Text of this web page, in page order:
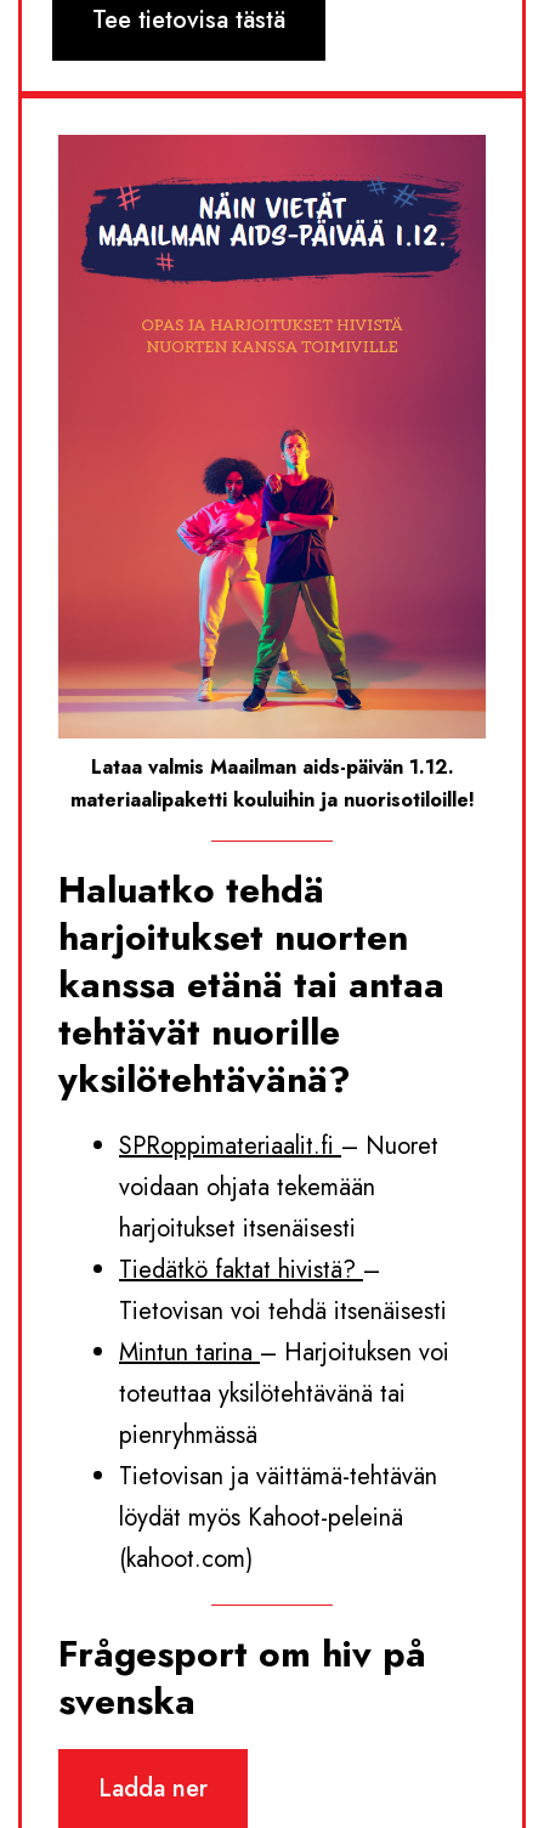
Tee tietovisa tästä
Lataa valmis Maailman aids-päivän 1.12.
materiaalipaketti kouluihin ja nuorisotiloille!
Haluatko tehdä
harjoitukset nuorten
kanssa etänä tai antaa
tehtävät nuorille
yksilötehtävänä?
SPRoppimateriaalit.fi– Nuoret
voidaan ohjata tekemään
harjoitukset itsenäisesti
Tiedätkö faktat hivistä?–
Tietovisan voi tehdä itsenäisesti
Mintun tarina– Harjoituksen voi
toteuttaa yksilötehtävänä tai
pienryhmässä
Tietovisan ja väittämä-tehtävän
löydät myös Kahoot-peleinä
(kahoot.com)
Frågesport om hiv på
svenska
Ladda ner